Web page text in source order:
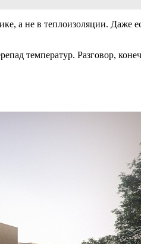
а не в теплоизоляции. Даже
температур. Разговор,